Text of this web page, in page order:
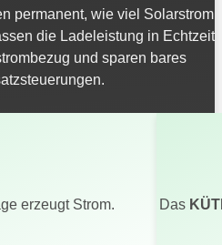
permanent, wie viel Solarstrom
die Ladeleistung in Echtzeit
und sparen bares
erzeugt Strom. Das